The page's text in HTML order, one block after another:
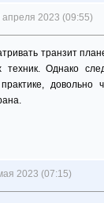
апреля 2023 (09:55)
транзит
техник. Однако
2023 (07:15)